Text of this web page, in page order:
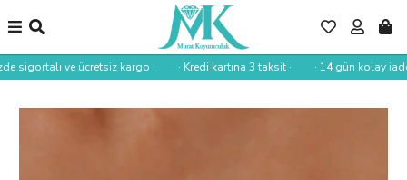
sigortalı ve ücretsiz kargo · · Kredi kartına 3 taksit · · 14 gün kolay iade